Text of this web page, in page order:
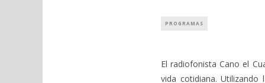
PROGRAMAS
El radiofonista Cano el
vida cotidiana.